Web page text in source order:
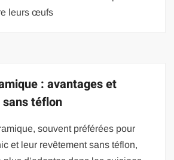
leurs œufs
: avantages et
téflon
souvent préférées pour
et leur revêtement sans téflon,